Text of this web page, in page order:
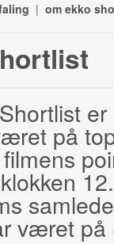
| om ekko
på
været på